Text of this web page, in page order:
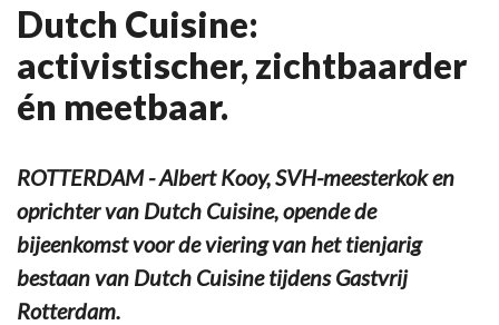
Dutch Cuisine:
activistischer, zichtbaarder
én meetbaar.
ROTTERDAM - Albert Kooy, SVH-meesterkok en
oprichter van Dutch Cuisine, opende de
bijeenkomst voor de viering van het tienjarig
bestaan van Dutch Cuisine tijdens Gastvrij
Rotterdam.